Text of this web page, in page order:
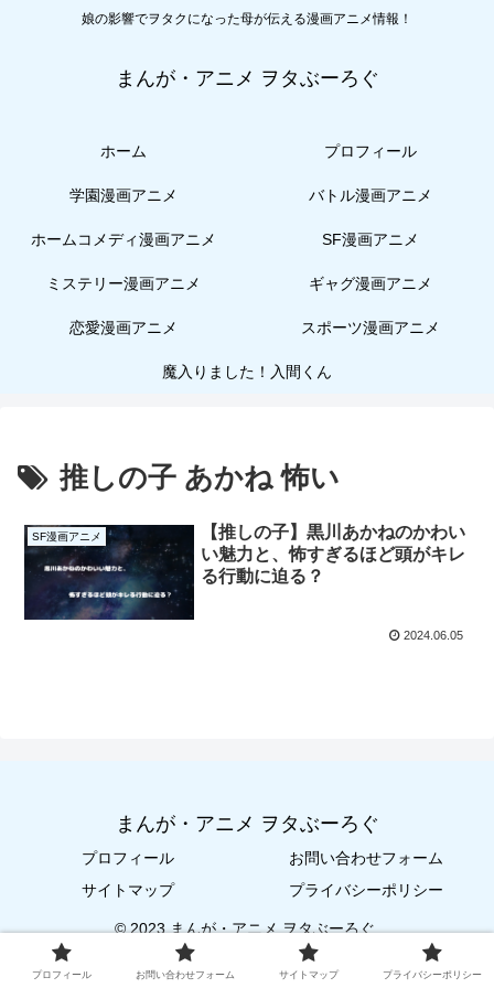
娘の影響でヲタクになった母が伝える漫画アニメ情報！
まんが・アニメ ヲタぶーろぐ
ホーム プロフィール
学園漫画アニメ バトル漫画アニメ
ホームコメディ漫画アニメ SF漫画アニメ
ミステリー漫画アニメ ギャグ漫画アニメ
恋愛漫画アニメ スポーツ漫画アニメ
魔入りました！入間くん
推しの子 あかね 怖い
SF漫画アニメ
【推しの子】黒川あかねのかわい
い魅力と、怖すぎるほど頭がキレ
る行動に迫る？
2024.06.05
まんが・アニメ ヲタぶーろぐ
プロフィール
お問い合わせフォーム
サイトマップ
プライバシーポリシー
© 2023 まんが・アニメ ヲタぶーろぐ.
プロフィール お問い合わせフォーム サイトマップ プライバシーポリシー